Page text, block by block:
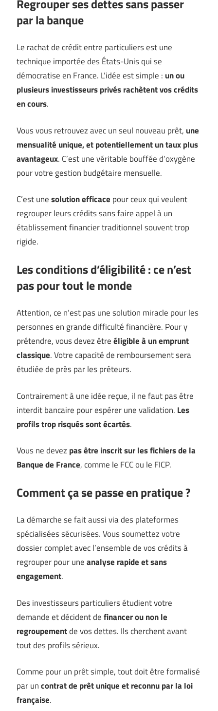
Regrouper ses dettes sans passer
par la banque
Le rachat de crédit entre particuliers est une
technique importée des États-Unis qui se
démocratise en France. L’idée est simple : un ou
plusieurs investisseurs privés rachètent vos crédits
en cours.
Vous vous retrouvez avec un seul nouveau prêt, une
mensualité unique, et potentiellement un taux plus
avantageux. C’est une véritable bouffée d’oxygène
pour votre gestion budgétaire mensuelle.
C’est unesolution efficace pour ceux qui veulent
regrouper leurs crédits sans faire appel à un
établissement financier traditionnel souvent trop
rigide.
Les conditions d’éligibilité : ce n’est
pas pour tout le monde
Attention, ce n’est pas une solution miracle pour les
personnes en grande difficulté financière. Pour y
prétendre, vous devez êtreéligible à un emprunt
classique. Votre capacité de remboursement sera
étudiée de près par les prêteurs.
Contrairement à une idée reçue, il ne faut pas être
interdit bancaire pour espérer une validation. Les
profils trop risqués sont écartés.
Vous ne devez pas être inscrit sur les fichiers de la
Banque de France, comme le FCC ou le FICP.
Comment ça se passe en pratique ?
La démarche se fait aussi via des plateformes
spécialisées sécurisées. Vous soumettez votre
dossier complet avec l’ensemble de vos crédits à
regrouper pour uneanalyse rapide et sans
engagement.
Des investisseurs particuliers étudient votre
demande et décident definancer ou non le
regroupementde vos dettes. Ils cherchent avant
tout des profils sérieux.
Comme pour un prêt simple, tout doit être formalisé
par uncontrat de prêt unique et reconnu par la loi
française.